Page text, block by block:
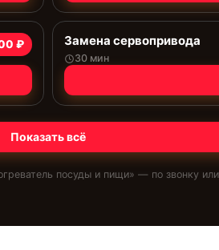
₽ Замена сервопривода
30 мин
Показать всё
посуды и пищи» — по звонку